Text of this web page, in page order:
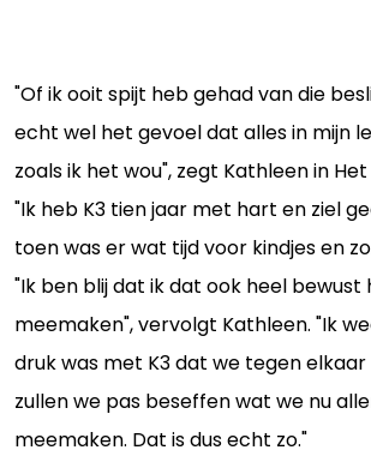
"Of ik ooit spijt heb gehad van die
echt wel het gevoel dat alles in mijn
zoals ik het wou", zegt Kathleen in
"Ik heb K3 tien jaar met hart en ziel
toen was er wat tijd voor kindjes en
"Ik ben blij dat ik dat ook heel bewust
meemaken", vervolgt Kathleen. "Ik
druk was met K3 dat we tegen
zullen we pas beseffen wat we nu
meemaken. Dat is dus echt zo."